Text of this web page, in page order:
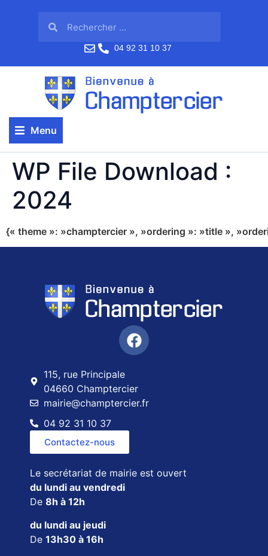
04 92 31 10 37
Menu
WP File Download :
2024
{« theme »: »champtercier », »ordering »: »title »,
115, rue Principale
04660 Champtercier
mairie@champtercier.fr
04 92 31 10 37
Contactez-nous
Le secrétariat de mairie est ouvert
du lundi au vendredi
De 8h à 12h
du lundi au jeudi
De 13h30 à 16h